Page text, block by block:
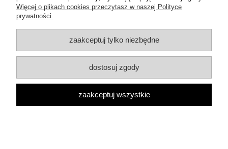
Informacje o sklepie
Dane teleadresowe:
04-857 Warszawa
E-mail: dzambhala@dzambhala.pl
pokaż pełną wersję strony
Więcej o plikach cookies przeczytasz w naszej Polityce
prywatności.
zaakceptuj tylko niezbędne
dostosuj zgody
zaakceptuj wszystkie